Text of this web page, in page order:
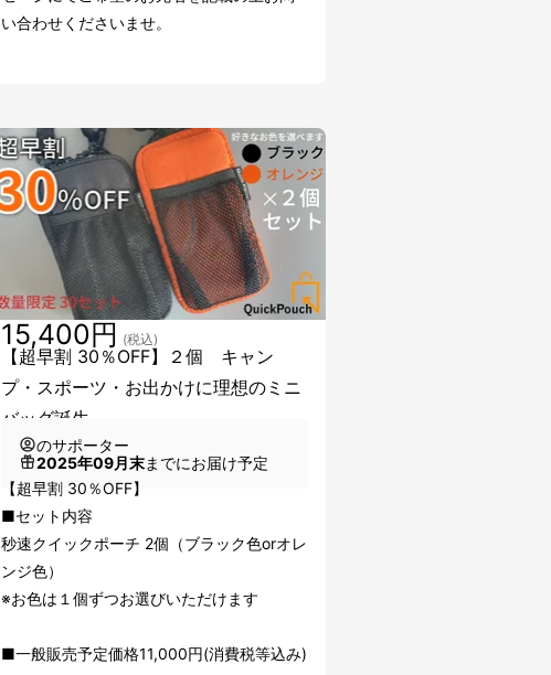
い合わせくださいませ。
【超早割 30％OFF】２個 キャン
プ・スポーツ・お出かけに理想のミニ
バッグ誕生
15,400円 (税込)
のサポーター
2025年09月末までにお届け予定
【超早割 30％OFF】
■セット内容
秒速クイックポーチ 2個（ブラック色orオレ
ンジ色）
※お色は１個ずつお選びいただけます
■一般販売予定価格11,000円(消費税等込み)